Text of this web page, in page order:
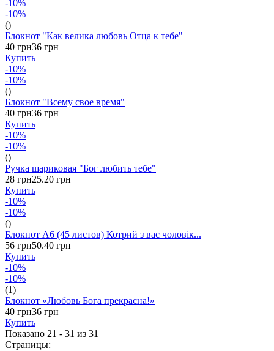
-10%
-10%
()
Блокнот "Как велика любовь Отца к тебе"
40 грн36 грн
Купить
-10%
-10%
()
Блокнот "Всему свое время"
40 грн36 грн
Купить
-10%
-10%
()
Ручка шариковая "Бог любить тебе"
28 грн25.20 грн
Купить
-10%
-10%
()
Блокнот А6 (45 листов) Котрий з вас чоловік...
56 грн50.40 грн
Купить
-10%
-10%
(1)
Блокнот «Любовь Бога прекрасна!»
40 грн36 грн
Купить
Показано 21 - 31 из 31
Страницы: